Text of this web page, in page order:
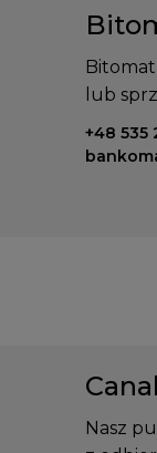
lub
Telefon
+48 535
Email
Nasz